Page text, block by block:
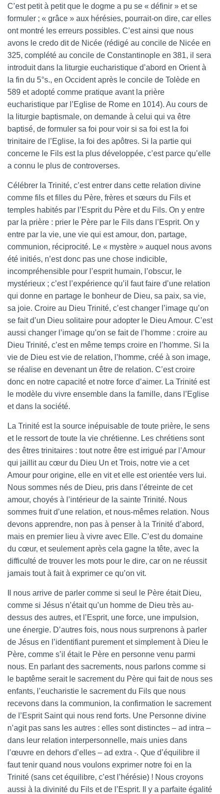
C’est petit à petit que le dogme a pu se « définir » et se
formuler ; « grâce » aux hérésies, pourrait-on dire, car elles
ont montré les erreurs possibles. C’est ainsi que nous
avons le credo dit de Nicée (rédigé au concile de Nicée en
325, complété au concile de Constantinople en 381, il sera
introduit dans la liturgie eucharistique d’abord en Orient à
la fin du 5°s., en Occident après le concile de Tolède en
589 et adopté comme pratique avant la prière
eucharistique par l’Eglise de Rome en 1014). Au cours de
la liturgie baptismale, on demande à celui qui va être
baptisé, de formuler sa foi pour voir si sa foi est la foi
trinitaire de l’Eglise, la foi des apôtres. Si la partie qui
concerne le Fils est la plus développée, c’est parce qu’elle
a connu le plus de controverses.
Célébrer la Trinité, c’est entrer dans cette relation divine
comme fils et filles du Père, frères et sœurs du Fils et
temples habités par l’Esprit du Père et du Fils. On y entre
par la prière : prier le Père par le Fils dans l’Esprit. On y
entre par la vie, une vie qui est amour, don, partage,
communion, réciprocité. Le « mystère » auquel nous avons
été initiés, n’est donc pas une chose indicible,
incompréhensible pour l’esprit humain, l’obscur, le
mystérieux ; c’est l’expérience qu’il faut faire d’une relation
qui donne en partage le bonheur de Dieu, sa paix, sa vie,
sa joie. Croire au Dieu Trinité, c’est changer l’image qu’on
se fait d’un Dieu solitaire pour adopter le Dieu Amour. C’est
aussi changer l’image qu’on se fait de l’homme : croire au
Dieu Trinité, c’est en même temps croire en l’homme. Si la
vie de Dieu est vie de relation, l’homme, créé à son image,
se réalise en devenant un être de relation. C’est croire
donc en notre capacité et notre force d’aimer. La Trinité est
le modèle du vivre ensemble dans la famille, dans l’Eglise
et dans la société.
La Trinité est la source inépuisable de toute prière, le sens
et le ressort de toute la vie chrétienne. Les chrétiens sont
des êtres trinitaires : tout notre être est irrigué par l’Amour
qui jaillit au cœur du Dieu Un et Trois, notre vie a cet
Amour pour origine, elle en vit et elle est orientée vers lui.
Nous sommes nés de Dieu, pris dans l’étreinte de cet
amour, choyés à l’intérieur de la sainte Trinité. Nous
sommes fruit d’une relation, et nous-mêmes relation. Nous
devons apprendre, non pas à penser à la Trinité d’abord,
mais en premier lieu à vivre avec Elle. C’est du domaine
du cœur, et seulement après cela gagne la tête, avec la
difficulté de trouver les mots pour le dire, car on ne réussit
jamais tout à fait à exprimer ce qu’on vit.
Il nous arrive de parler comme si seul le Père était Dieu,
comme si Jésus n’était qu’un homme de Dieu très au-
dessus des autres, et l’Esprit, une force, une impulsion,
une énergie. D’autres fois, nous nous surprenons à parler
de Jésus en l’identifiant purement et simplement à Dieu le
Père, comme s’il était le Père en personne venu parmi
nous. En parlant des sacrements, nous parlons comme si
le baptême serait le sacrement du Père qui fait de nous ses
enfants, l’eucharistie le sacrement du Fils que nous
recevons dans la communion, la confirmation le sacrement
de l’Esprit Saint qui nous rend forts. Une Personne divine
n’agit pas sans les autres : elles sont distinctes – ad intra –
dans leur relation interpersonnelle, mais unies dans
l’œuvre en dehors d’elles – ad extra -. Que d’équilibre il
faut tenir quand nous voulons exprimer notre foi en la
Trinité (sans cet équilibre, c’est l’hérésie) ! Nous croyons
aussi à la divinité du Fils et de l’Esprit. Il y a parfaite égalité